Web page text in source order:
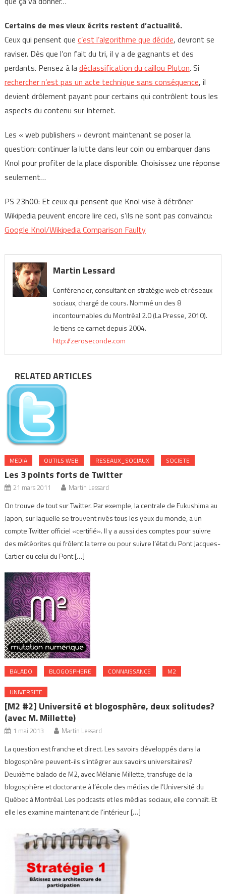
Certains de mes vieux écrits restent d’actualité.
Ceux qui pensent que c’est l’algorithme que décide, devront se
raviser. Dès que l’on fait du tri, il y a de gagnants et des
perdants. Pensez à ladéclassification du caillou Pluton. Si
rechercher n’est pas un acte technique sans conséquence, il
devient drôlement payant pour certains qui contrôlent tous les
aspects du contenu sur Internet.
Les « web publishers » devront maintenant se poser la
question: continuer la lutte dans leur coin ou embarquer dans
Knol pour profiter de la place disponible. Choisissez une réponse
seulement…
PS 23h00: Et ceux qui pensent que Knol vise à détrôner
Wikipedia peuvent encore lire ceci, s’ils ne sont pas convaincu:
Google Knol/Wikipedia Comparison Faulty
Martin Lessard
Conférencier, consultant en stratégie web et réseaux
sociaux, chargé de cours. Nommé un des 8
incontournables du Montréal 2.0 (La Presse, 2010).
Je tiens ce carnet depuis 2004.
http://zeroseconde.com
RELATED ARTICLES
MEDIA OUTILS WEB RESEAUX_SOCIAUX SOCIETE
Les 3 points forts de Twitter
21 mars 2011 Martin Lessard
On trouve de tout sur Twitter. Par exemple, la centrale de Fukushima au
Japon, sur laquelle se trouvent rivés tous les yeux du monde, a un
compte Twitter officiel «certifié». Il y a aussi des comptes pour suivre
des météorites qui frôlent la terre ou pour suivre l’état du Pont Jacques-
Cartier ou celui du Pont […]
BALADO BLOGOSPHERE CONNAISSANCE M2
UNIVERSITE
[M2 #2] Université et blogosphère, deux solitudes?
(avec M. Millette)
1 mai 2013 Martin Lessard
La question est franche et direct. Les savoirs développés dans la
blogosphère peuvent-ils s’intégrer aux savoirs universitaires?
Deuxième balado de M2, avec Mélanie Millette, transfuge de la
blogosphère et doctorante à l’école des médias de l’Université du
Québec à Montréal. Les podcasts et les médias sociaux, elle connaît. Et
elle les examine maintenant de l’intérieur […]